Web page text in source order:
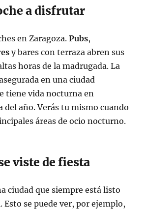
a disfrutar
en Zaragoza.Pubs,
y bares con terraza abren sus
horas de la madrugada. La
en una ciudad
tiene vida nocturna en
del año. Verás tu mismo cuando
áreas de ocio nocturno.
viste de fiesta
ciudad que siempre está listo
. Esto se puede ver, por ejemplo,